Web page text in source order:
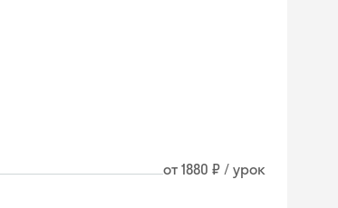
от 1880 ₽ / урок